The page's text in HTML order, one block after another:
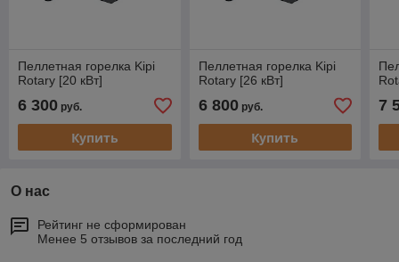
Пеллетная горелка Kipi
Rotary [20 кВт]
6 300 руб.
Купить
Пеллетная горелка Kipi
Rotary [26 кВт]
6 800руб.
Купить
7
О нас
Рейтинг не сформирован
Менее 5 отзывов за последний год